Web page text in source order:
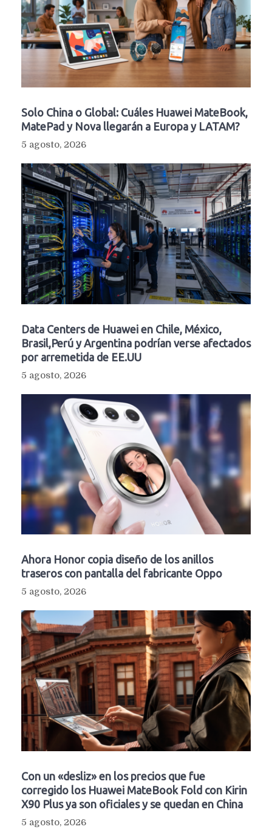
Solo China o Global: Cuáles Huawei MateBook,
MatePad y Nova llegarán a Europa y LATAM?
5 agosto, 2026
Data Centers de Huawei en Chile, México,
Brasil,Perú y Argentina podrían verse afectados
por arremetida de EE.UU
5 agosto, 2026
Ahora Honor copia diseño de los anillos
traseros con pantalla del fabricante Oppo
5 agosto, 2026
Con un «desliz» en los precios que fue
corregido los Huawei MateBook Fold con Kirin
X90 Plus ya son oficiales y se quedan en China
5 agosto, 2026